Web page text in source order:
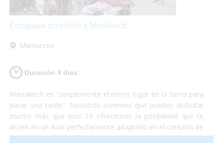
Escapada accesible a Marrakech
Marruecos
Duración 4 dias
Marrakech es "simplemente el mejor lugar en la tierra para
pasar una tarde". Nosotros creemos que puedes disfrutar
mucho más que eso! Te ofrecemos la posibilidad que te
alojes en un Riad perfectamente adaptado en el corazón de
la Medina y desde allí puedas perderte por sus callejones.